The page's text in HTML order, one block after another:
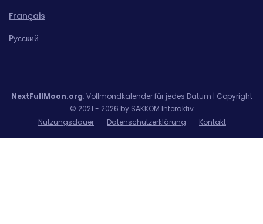
Français
Pусский
NextFullMoon.org: Vollmondkalender für jedes Datum | Copyright
© 2021 - 2026 by SAKKOM Interaktiv
Nutzungsdauer
Datenschutzerklärung Kontakt